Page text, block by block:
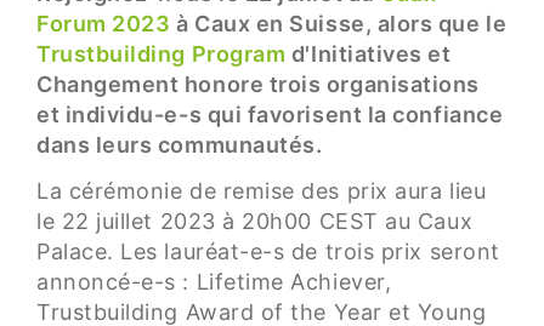
Forum 2023 à Caux en Suisse, alors que le
Trustbuilding Program d'Initiatives et
Changement honore trois organisations
et individu-e-s qui favorisent la confiance
dans leurs communautés.
La cérémonie de remise des prix aura lieu
le 22 juillet 2023 à 20h00 CEST au Caux
Palace. Les lauréat-e-s de trois prix seront
annoncé-e-s : Lifetime Achiever,
Trustbuilding Award of the Year et Young